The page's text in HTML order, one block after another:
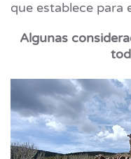
que establece para
Algunas